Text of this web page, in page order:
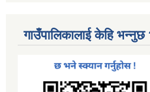
गाउँपालिकालाई केहि भन्नुछ